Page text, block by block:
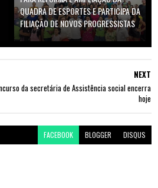
QUADRA DE ESPORTES E PARTICIPA DA
FILIAÇÃO DE NOVOS PROGRESSISTAS
NEXT
da secretária de Assistência social encerra
hoje
FACEBOOK BLOGGER DISQUS